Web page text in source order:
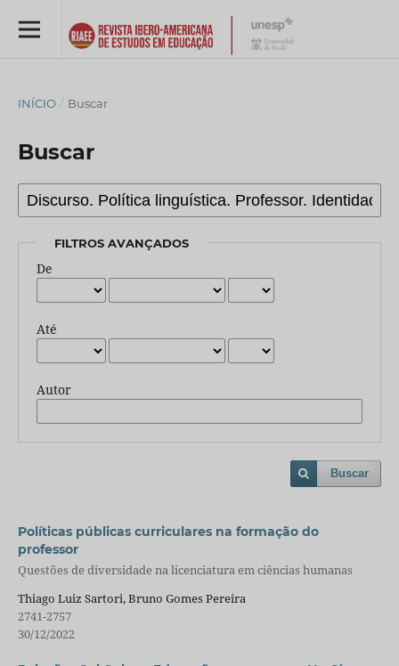
INÍCIO / Buscar
Buscar
FILTROS AVANÇADOS
De
Até
Autor
Buscar
Políticas públicas curriculares na formação do
professor
Questões de diversidade na licenciatura em ciências humanas
Thiago Luiz Sartori, Bruno Gomes Pereira
2741-2757
30/12/2022